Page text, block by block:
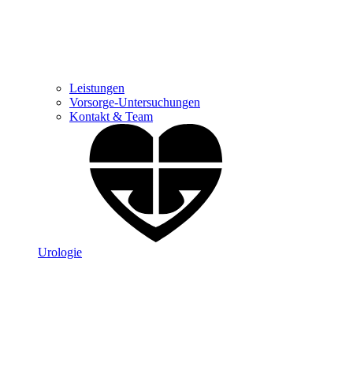
Leistungen
Vorsorge-Untersuchungen
Kontakt & Team
Urologie